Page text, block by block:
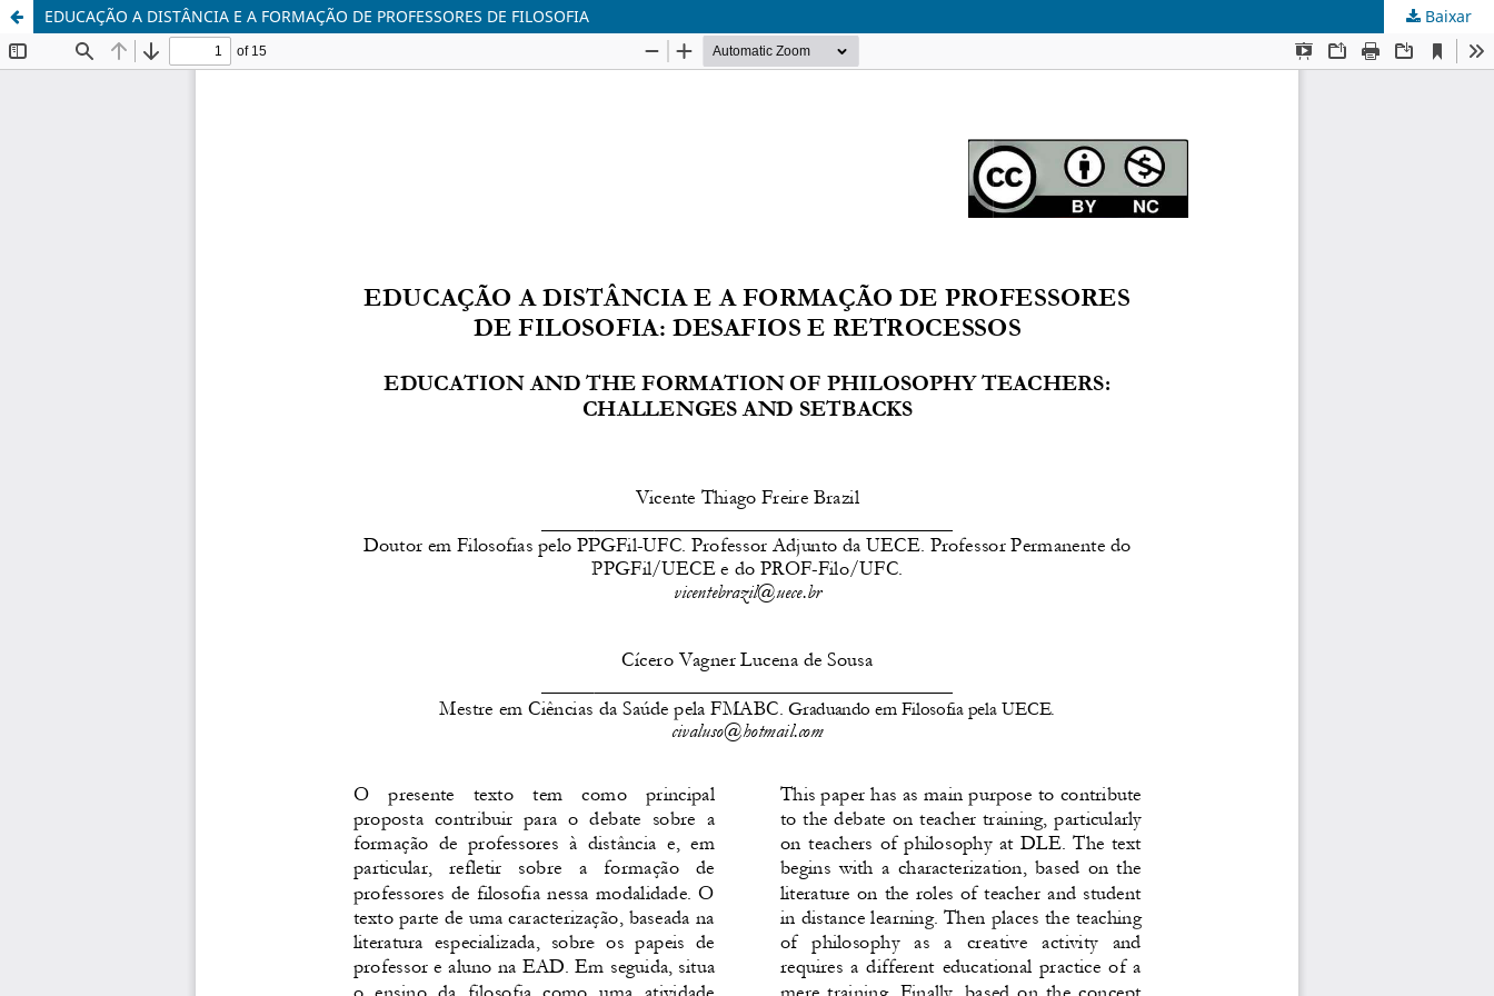
EDUCAÇÃO A DISTÂNCIA E A FORMAÇÃO DE PROFESSORES DE FILOSOFIA Baixar